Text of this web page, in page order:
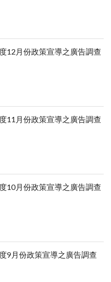
12月份政策宣導之廣告調查
11月份政策宣導之廣告調查
10月份政策宣導之廣告調查
9月份政策宣導之廣告調查